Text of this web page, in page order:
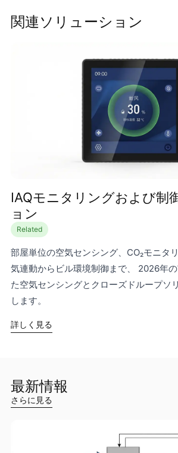
関連ソリューション
IAQモニタリングおよび制
ョン
Related
部屋単位の空気センシング、CO₂モニタ
気連動からビル環境制御まで、 2026年
た空気センシングとクローズドループソ
します。
詳しく見る
最新情報
さらに見る